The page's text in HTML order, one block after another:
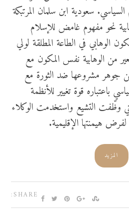
السياسي. سعودية ابن سلمان المرتبكة
نحو مفهوم غامض للإسلام
الوهابي في الطاعة المطلقة لولي
من الوهابية نفس المكون مع
جوهر مشروعها ضد الثورة مع
باعتباره قوة تغيير للأنظمة
وظّفت التشيع واستخدمت الوكلاء
لفرض هيمنتها الإقليمية.
المزيد
SHARE: